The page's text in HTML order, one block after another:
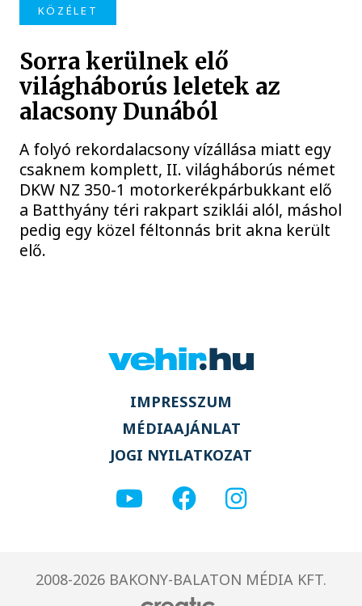
KÖZÉLET
Sorra kerülnek elő
világháborús leletek az
alacsony Dunából
A folyó rekordalacsony vízállása miatt egy
csaknem komplett, II. világháborús német
DKW NZ 350-1 motorkerékpárbukkant elő
a Batthyány téri rakpart sziklái alól, máshol
pedig egy közel féltonnás brit akna került
elő.
IMPRESSZUM
MÉDIAAJÁNLAT
JOGI NYILATKOZAT
2008-2026 BAKONY-BALATON MÉDIA KFT.